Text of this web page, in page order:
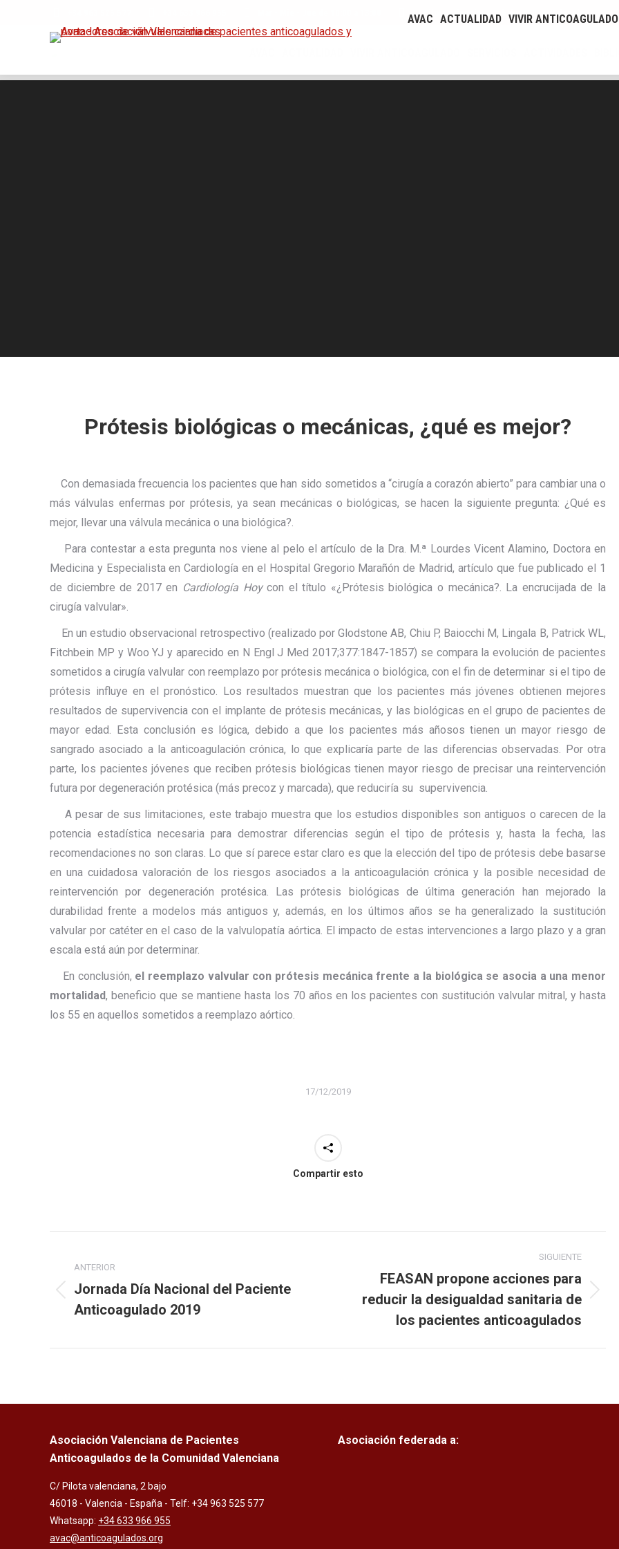
C/ Pilota valenciana, 2 bajo. 46018-Valencia
Prótesis biológicas o mecánicas, ¿qué es mejor?
Con demasiada frecuencia los pacientes que han sido sometidos a “cirugía a corazón abierto” para cambiar una o
más válvulas enfermas por prótesis, ya sean mecánicas o biológicas, se hacen la siguiente pregunta: ¿Qué es
mejor, llevar una válvula mecánica o una biológica?.
Para contestar a esta pregunta nos viene al pelo el artículo de la Dra. M.ª Lourdes Vicent Alamino, Doctora en
Medicina y Especialista en Cardiología en el Hospital Gregorio Marañón de Madrid, artículo que fue publicado el 1
de diciembre de 2017 en Cardiología Hoycon el título «¿Prótesis biológica o mecánica?. La encrucijada de la
cirugía valvular».
En un estudio observacional retrospectivo (realizado por Glodstone AB, Chiu P, Baiocchi M, Lingala B, Patrick WL,
Fitchbein MP y Woo YJ y aparecido en N Engl J Med 2017;377:1847-1857) se compara la evolución de pacientes
sometidos a cirugía valvular con reemplazo por prótesis mecánica o biológica, con el fin de determinar si el tipo de
prótesis influye en el pronóstico. Los resultados muestran que los pacientes más jóvenes obtienen mejores
resultados de supervivencia con el implante de prótesis mecánicas, y las biológicas en el grupo de pacientes de
mayor edad. Esta conclusión es lógica, debido a que los pacientes más añosos tienen un mayor riesgo de
sangrado asociado a la anticoagulación crónica, lo que explicaría parte de las diferencias observadas. Por otra
parte, los pacientes jóvenes que reciben prótesis biológicas tienen mayor riesgo de precisar una reintervención
futura por degeneración protésica (más precoz y marcada), que reduciría su supervivencia.
A pesar de sus limitaciones, este trabajo muestra que los estudios disponibles son antiguos o carecen de la
potencia estadística necesaria para demostrar diferencias según el tipo de prótesis y, hasta la fecha, las
recomendaciones no son claras. Lo que sí parece estar claro es que la elección del tipo de prótesis debe basarse
en una cuidadosa valoración de los riesgos asociados a la anticoagulación crónica y la posible necesidad de
reintervención por degeneración protésica. Las prótesis biológicas de última generación han mejorado la
durabilidad frente a modelos más antiguos y, además, en los últimos años se ha generalizado la sustitución
valvular por catéter en el caso de la valvulopatía aórtica. El impacto de estas intervenciones a largo plazo y a gran
escala está aún por determinar.
En conclusión, el reemplazo valvular con prótesis mecánica frente a la biológica se asocia a una menor
mortalidad, beneficio que se mantiene hasta los 70 años en los pacientes con sustitución valvular mitral, y hasta
los 55 en aquellos sometidos a reemplazo aórtico.
17/12/2019
Compartir esto
entre
publicaciones
ANTERIOR
anterior:
Jornada Día Nacional del Paciente
Anticoagulado 2019
SIGUIENTE
Publicación
FEASAN propone acciones para
reducir la desigualdad sanitaria de
los pacientes anticoagulados
Asociación Valenciana de Pacientes
Anticoagulados de la Comunidad Valenciana
C/ Pilota valenciana, 2 bajo
46018 - Valencia - España - Telf: +34 963 525 577
Whatsapp: +34 633 966 955
avac@anticoagulados.org
Asociación federada a:
AVAC ACTUALIDAD VIVIR ANTICOAGULADO